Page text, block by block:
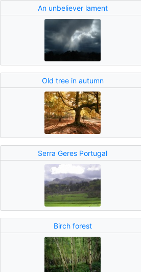
An unbeliever lament
Old tree in autumn
Serra Geres Portugal
Birch forest